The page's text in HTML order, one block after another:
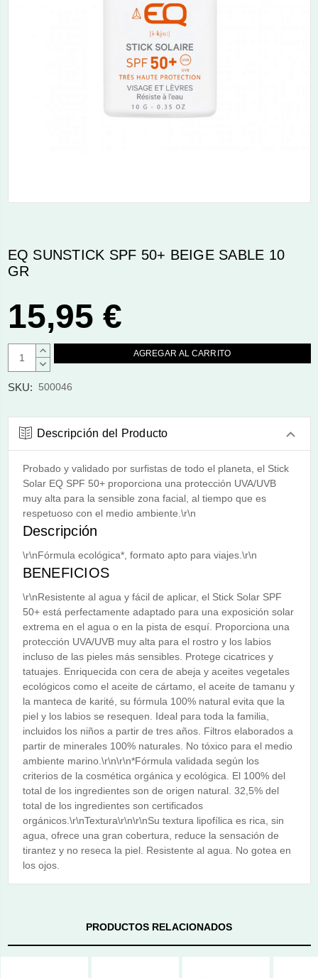
EQ SUNSTICK SPF 50+ BEIGE SABLE 10
GR
15,95 €
AUMENTAR
CANTIDAD:
DISMINUIR
SKU: 500046
Descripción del Producto
Probado y validado por surfistas de todo el planeta, el Stick
Solar EQ SPF 50+ proporciona una protección UVA/UVB
muy alta para la sensible zona facial, al tiempo que es
respetuoso con el medio ambiente.\r\n
Descripción
\r\nFórmula ecológica*, formato apto para viajes.\r\n
BENEFICIOS
\r\nResistente al agua y fácil de aplicar, el Stick Solar SPF
50+ está perfectamente adaptado para una exposición solar
extrema en el agua o en la pista de esquí. Proporciona una
protección UVA/UVB muy alta para el rostro y los labios
incluso de las pieles más sensibles. Protege cicatrices y
tatuajes. Enriquecida con cera de abeja y aceites vegetales
ecológicos como el aceite de cártamo, el aceite de tamanu y
la manteca de karité, su fórmula 100% natural evita que la
piel y los labios se resequen. Ideal para toda la familia,
incluidos los niños a partir de tres años. Filtros elaborados a
partir de minerales 100% naturales. No tóxico para el medio
ambiente marino.\r\n\r\n*Fórmula validada según los
criterios de la cosmética orgánica y ecológica. El 100% del
total de los ingredientes son de origen natural. 32,5% del
total de los ingredientes son certificados
orgánicos.\r\nTextura\r\n\r\nSu textura lipofílica es rica, sin
agua, ofrece una gran cobertura, reduce la sensación de
tirantez y no reseca la piel. Resistente al agua. No gotea en
los ojos.
PRODUCTOS RELACIONADOS